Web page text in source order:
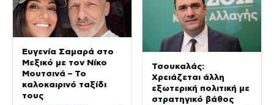
Ευγενία Σαμαρά στο
Μεξικό με τον Νίκο
Μουτσινά – Το
καλοκαιρινό ταξίδι
τους
Τσουκαλάς:
Χρειάζεται άλλη
εξωτερική πολιτική με
στρατηγικό βάθος